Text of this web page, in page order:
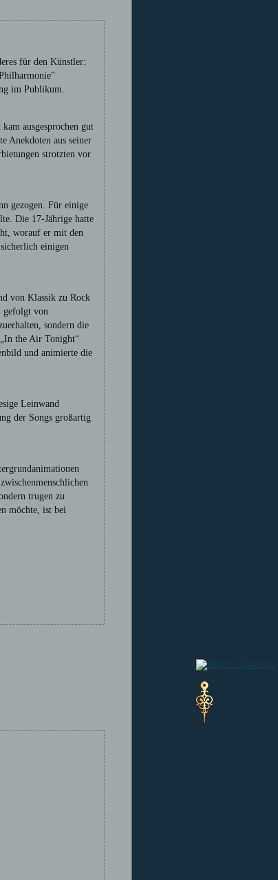
für den Künstler:
im Publikum.
ausgesprochen gut
Anekdoten aus seiner
strotzten vor
gezogen. Für einige
Die 17-Jährige hatte
worauf er mit den
einigen
von Klassik zu Rock
gefolgt von
sondern die
the Air Tonight“
und animierte die
Leinwand
der Songs großartig
trugen zu
möchte, ist bei